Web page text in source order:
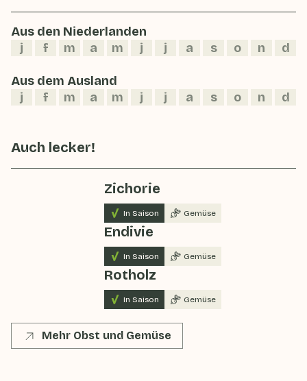
Aus den Niederlanden
j
f m a m j j a s o n d
Aus dem Ausland
j
f m a m j j a s o n d
Auch lecker!
Zichorie
In Saison Gemüse
Endivie
In Saison Gemüse
Rotholz
In Saison Gemüse
Mehr Obst und Gemüse